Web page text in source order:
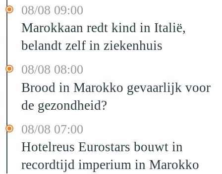
08/08 09:00
Marokkaan redt kind in Italië,
belandt zelf in ziekenhuis
08/08 08:00
Brood in Marokko gevaarlijk voor
de gezondheid?
08/08 07:00
Hotelreus Eurostars bouwt in
recordtijd imperium in Marokko